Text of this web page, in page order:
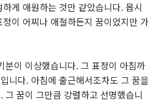
게 애원하는 것만 같았습니다. 몹시
이 어찌나 애절하든지 꿈이었지만 가
이 이상했습니다. 그 표정이 아침까
니다. 아침에 출근해서조차도 그 꿈을
그 꿈이 그만큼 강렬하고 선명했습니